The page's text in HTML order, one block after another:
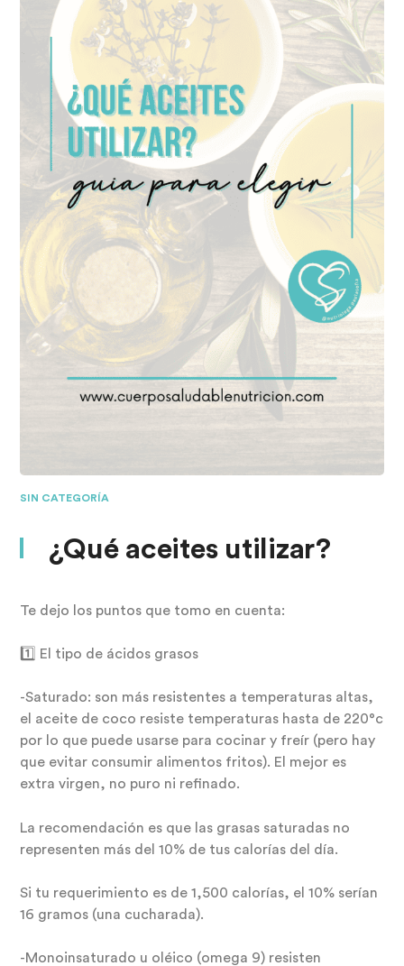
SIN CATEGORÍA
¿Qué aceites utilizar?
Te dejo los puntos que tomo en cuenta:
1️⃣ El tipo de ácidos grasos
-Saturado: son más resistentes a temperaturas altas,
el aceite de coco resiste temperaturas hasta de 220°c
por lo que puede usarse para cocinar y freír (pero hay
que evitar consumir alimentos fritos). El mejor es
extra virgen, no puro ni refinado.
La recomendación es que las grasas saturadas no
representen más del 10% de tus calorías del día.
Si tu requerimiento es de 1,500 calorías, el 10% serían
16 gramos (una cucharada).
-Monoinsaturado u oléico (omega 9) resisten